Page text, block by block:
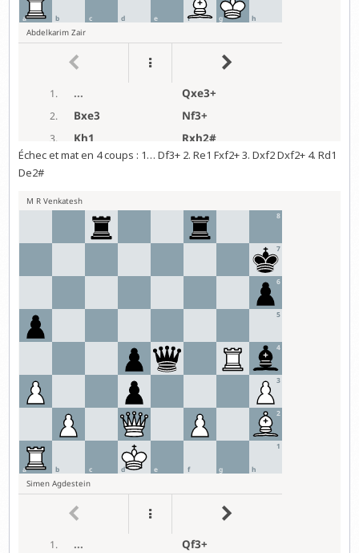
Échec et mat en 4 coups : 1… Df3+ 2. Re1 Fxf2+ 3. Dxf2 Dxf2+ 4. Rd1
De2#